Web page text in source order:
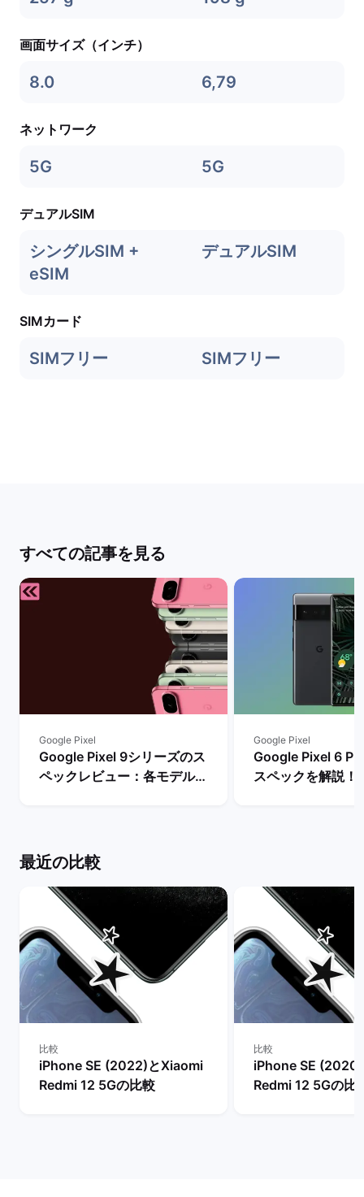
画面サイズ（インチ）
8.0 6,79
ネットワーク
5G 5G
デュアルSIM
シングルSIM +
eSIM
デュアルSIM
SIMカード
SIMフリー SIMフリー
すべての記事を見る
Google Pixel
Google Pixel 9シリーズのス
ペックレビュー：各モデルの
Google Pixel
Google Pixel 6
スペックを解説！
最近の比較
比較
iPhone SE (2022)とXiaomi
Redmi 12 5Gの比較
比較
iPhone SE
Redmi 12 5Gの比